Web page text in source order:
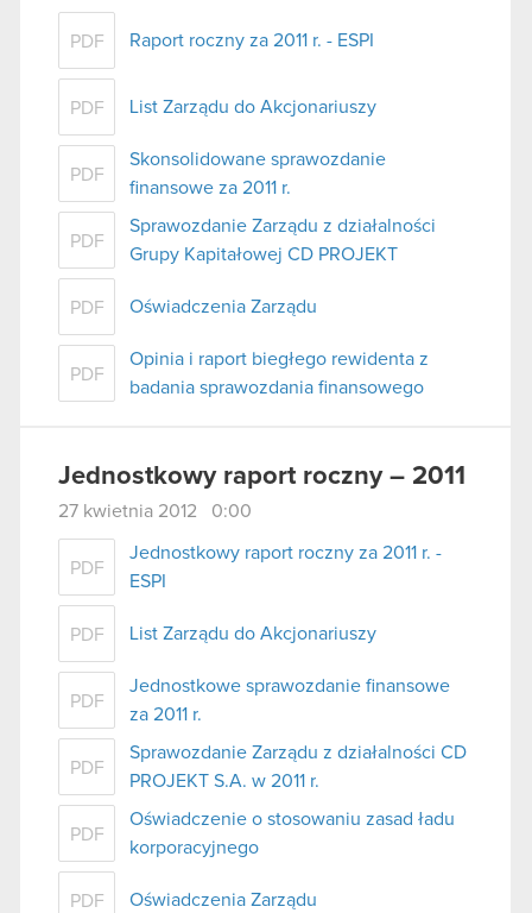
PDF Raport roczny za 2011 r. - ESPI
PDF List Zarządu do Akcjonariuszy
PDF
Skonsolidowane sprawozdanie
finansowe za 2011 r.
PDF
Sprawozdanie Zarządu z działalności
Grupy Kapitałowej CD PROJEKT
PDF Oświadczenia Zarządu
PDF
Opinia i raport biegłego rewidenta z
badania sprawozdania finansowego
Jednostkowy raport roczny – 2011
27 kwietnia 2012 0:00
PDF
Jednostkowy raport roczny za 2011 r. -
ESPI
PDF List Zarządu do Akcjonariuszy
PDF
Jednostkowe sprawozdanie finansowe
za 2011 r.
PDF
Sprawozdanie Zarządu z działalności CD
PROJEKT S.A. w 2011 r.
PDF
Oświadczenie o stosowaniu zasad ładu
korporacyjnego
PDF Oświadczenia Zarządu